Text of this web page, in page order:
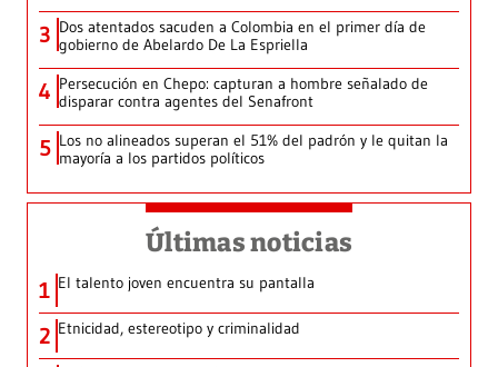
3 Dos atentados sacuden a Colombia en el primer día de
gobierno de Abelardo De La Espriella
4 Persecución en Chepo: capturan a hombre señalado de
disparar contra agentes del Senafront
5 Los no alineados superan el 51% del padrón y le quitan la
mayoría a los partidos políticos
Últimas noticias
1 El talento joven encuentra su pantalla​
2 Etnicidad, estereotipo y criminalidad